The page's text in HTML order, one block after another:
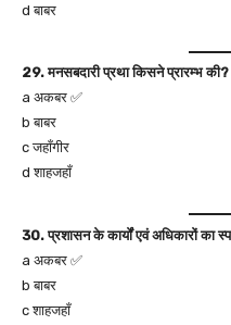
d बाबर
29. मनसबदारी प्रथा किसने प्रारम्भ की?
a अकबर ✅
b बाबर
c जहाँगीर
d शाहजहाँ
30. प्रशासन के कार्यों एवं अधिकारों का
a अकबर ✅
b बाबर
c शाहजहाँ